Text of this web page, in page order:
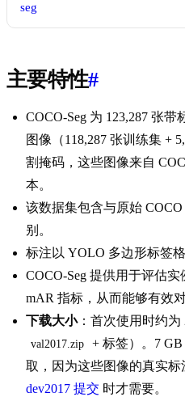
seg
主要特性#
COCO-Seg 为 123,287 张带
图像（118,287 张训练集 +
割掩码，这些图像来自
本。
该数据集包含与原始
别。
标注以 YOLO 多边形标签
COCO-Seg 提供用于评估
mAR 指标，从而能够有效
下载大小：首次使用时约为
val2017.zip + 标签）。7 GB
取，因为这些图像的真实
dev2017 提交 时才需要。